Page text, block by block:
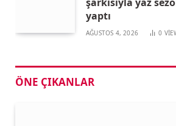
yaptı
AĞUSTOS 4, 2026 0
ÖNE ÇIKANLAR